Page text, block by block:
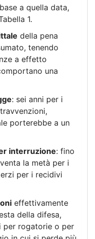
a quella data,
1.
della pena
tenendo
a effetto
una
: sei anni per i
porterebbe a un
interruzione: fino
la metà per i
per i recidivi
effettivamente
della difesa,
per rogatorie o per